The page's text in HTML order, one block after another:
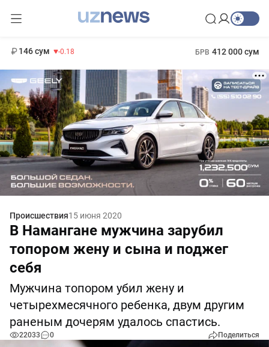
146 сум -0.18 БРВ 412 000 сум
Происшествия15 июня 2020
В Намангане мужчина зарубил
топором жену и сына и поджег
себя
Мужчина топором убил жену и
четырехмесячного ребенка, двум другим
раненым дочерям удалось спастись.
22033 0 Поделиться